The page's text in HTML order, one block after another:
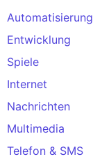
Automatisierung
Entwicklung
Spiele
Internet
Nachrichten
Multimedia
Telefon & SMS